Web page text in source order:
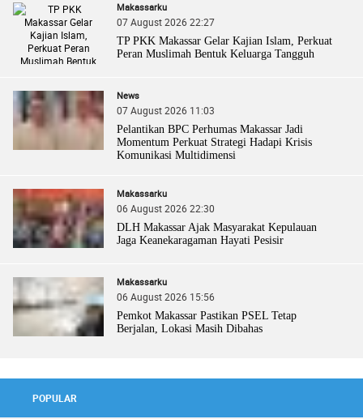
Makassarku
07 August 2026 22:27
TP PKK Makassar Gelar Kajian Islam, Perkuat
Peran Muslimah Bentuk Keluarga Tangguh
News
07 August 2026 11:03
Pelantikan BPC Perhumas Makassar Jadi
Momentum Perkuat Strategi Hadapi Krisis
Komunikasi Multidimensi
Makassarku
06 August 2026 22:30
DLH Makassar Ajak Masyarakat Kepulauan
Jaga Keanekaragaman Hayati Pesisir
Makassarku
06 August 2026 15:56
Pemkot Makassar Pastikan PSEL Tetap
Berjalan, Lokasi Masih Dibahas
POPULAR